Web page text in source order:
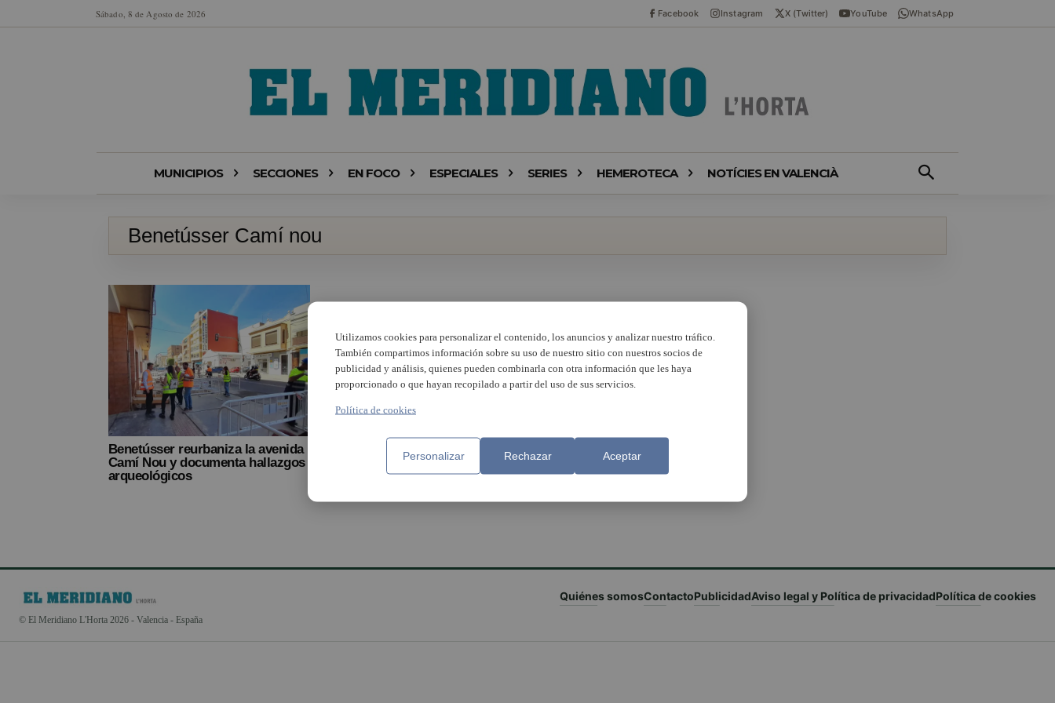
Sábado, 8 de Agosto de 2026 Facebook Instagram X (Twitter) YouTube WhatsApp
MUNICIPIOS SECCIONES EN FOCO ESPECIALES SERIES HEMEROTECA NOTÍCIES EN VALENCIÀ
Benetússer Camí nou
Benetússer reurbaniza la avenida
Camí Nou y documenta hallazgos
arqueológicos
© El Meridiano L'Horta 2026 - Valencia - España
Quiénes somosContactoPublicidadAviso legal y Política de privacidadPolítica de cookies
Utilizamos cookies para personalizar el contenido, los anuncios y analizar nuestro tráfico.
También compartimos información sobre su uso de nuestro sitio con nuestros socios de
publicidad y análisis, quienes pueden combinarla con otra información que les haya
proporcionado o que hayan recopilado a partir del uso de sus servicios.
Política de cookies
Personalizar Rechazar Aceptar